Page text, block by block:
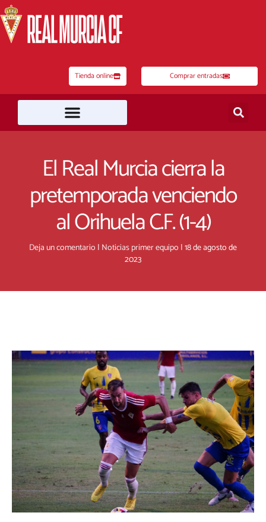
al
contenido
Tienda online Comprar entradas
El Real Murcia cierra la
pretemporada venciendo
al Orihuela C.F. (1-4)
Deja un comentario | Noticias primer equipo |18 de agosto de
2023